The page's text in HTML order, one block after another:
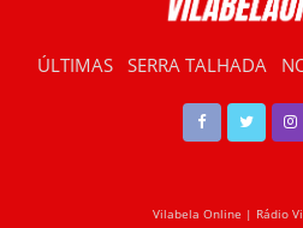
ÚLTIMAS SERRA TALHADA
Vilabela Online | Rádio